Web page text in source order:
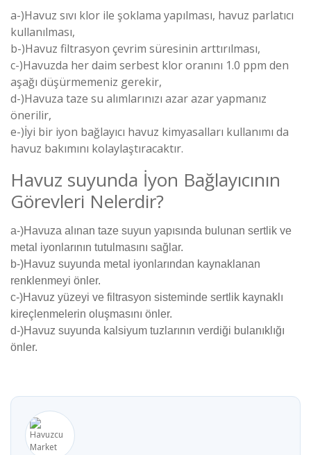
a-)Havuz sıvı klor ile şoklama yapılması, havuz parlatıcı
kullanılması,
b-)Havuz filtrasyon çevrim süresinin arttırılması,
c-)Havuzda her daim serbest klor oranını 1.0 ppm den
aşağı düşürmemeniz gerekir,
d-)Havuza taze su alımlarınızı azar azar yapmanız
önerilir,
e-)İyi bir iyon bağlayıcı havuz kimyasalları kullanımı da
havuz bakımını kolaylaştıracaktır.
Havuz suyunda İyon Bağlayıcının
Görevleri Nelerdir?
a-)Havuza alınan taze suyun yapısında bulunan sertlik ve
metal iyonlarının tutulmasını sağlar.
b-)Havuz suyunda metal iyonlarından kaynaklanan
renklenmeyi önler.
c-)Havuz yüzeyi ve filtrasyon sisteminde sertlik kaynaklı
kireçlenmelerin oluşmasını önler.
d-)Havuz suyunda kalsiyum tuzlarının verdiği bulanıklığı
önler.